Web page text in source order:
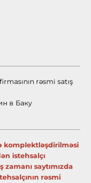
rəsmi satış
в Баку
komplektləşdirilməsi
istehsalçı
saytımızda
rəsmi